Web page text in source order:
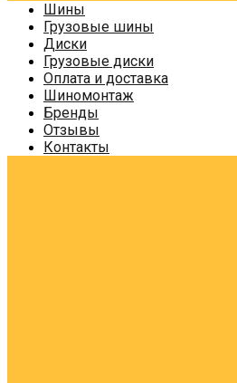
Шины
Грузовые шины
Диски
Грузовые диски
Оплата и доставка
Шиномонтаж
Бренды
Отзывы
Контакты